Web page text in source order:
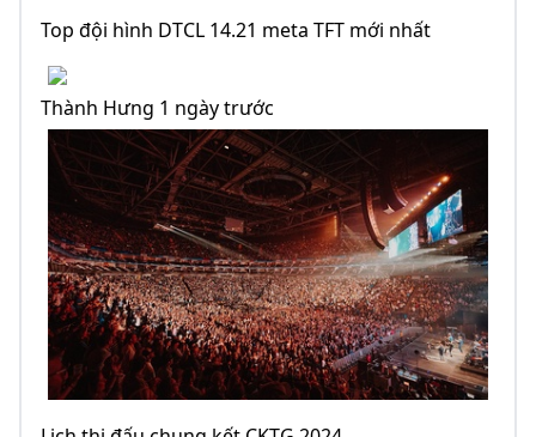
Top đội hình DTCL 14.21 meta TFT mới nhất
Thành Hưng 1 ngày trước